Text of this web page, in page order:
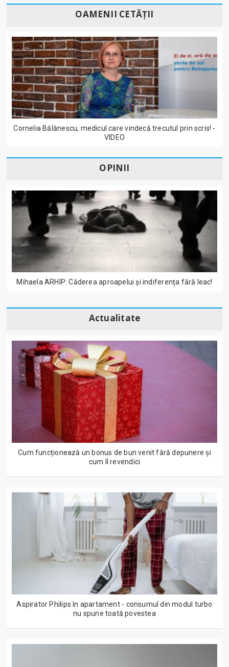
OAMENII CETĂȚII
Cornelia Bălănescu, medicul care vindecă trecutul prin scris! -
VIDEO
OPINII
Mihaela ARHIP: Căderea aproapelui și indiferența fără leac!
Actualitate
Cum funcționează un bonus de bun venit fără depunere și
cum îl revendici
Aspirator Philips în apartament - consumul din modul turbo
nu spune toată povestea